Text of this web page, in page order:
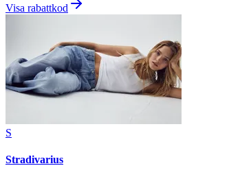
Visa rabattkod
S
Stradivarius